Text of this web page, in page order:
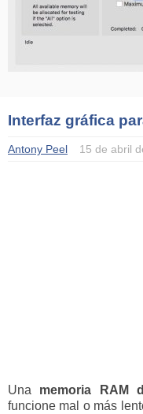
Interfaz gráfica
Antony Peel 15 de abril
Una memoria RAM
funcione mal o más